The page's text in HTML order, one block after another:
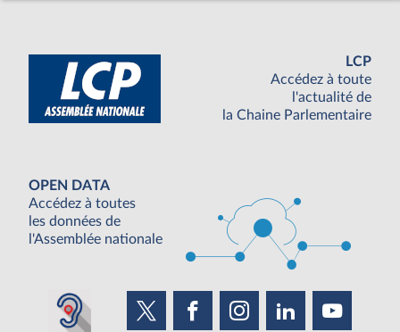
LCP
Accédez à toute
l'actualité de
la Chaine Parlementaire
OPEN DATA
Accédez à toutes
les données de
l'Assemblée nationale